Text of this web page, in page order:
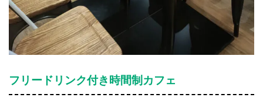
フリードリンク付き時間制カフェ